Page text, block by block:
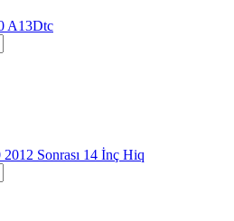
A13Dtc
Sonrası 14 İnç Hiq